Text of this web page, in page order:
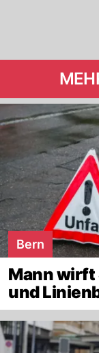
Bern
Mann wirft
und